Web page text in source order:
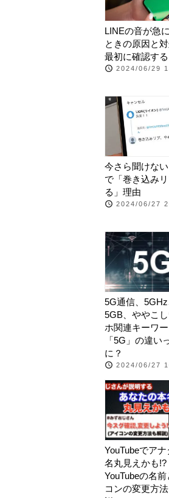
LINEの音が急
ときの原因と
最初に確認する
2024/06/29
今さら聞けない
で「巻き込み
る」理由
2024/06/27
5G通信、5GHz
5GB、ややこ
ホ関連キーワ
「5G」の違い
に？
2024/06/27
YouTubeでア
名丸見えかも
YouTubeの名前
コンの変更方